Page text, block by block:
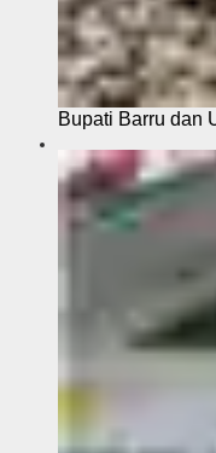
Bupati Barru dan